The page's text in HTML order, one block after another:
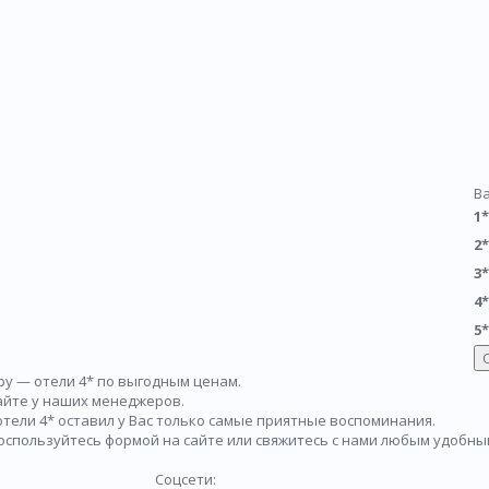
1*
2*
3*
4*
5*
— отели 4* по выгодным ценам.
у наших менеджеров.
4* оставил у Вас только самые приятные воспоминания.
формой на сайте или свяжитесь с нами любым
Соцсети: